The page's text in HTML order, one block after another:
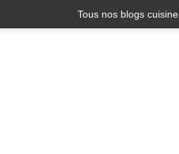
Tous nos blogs cuisine